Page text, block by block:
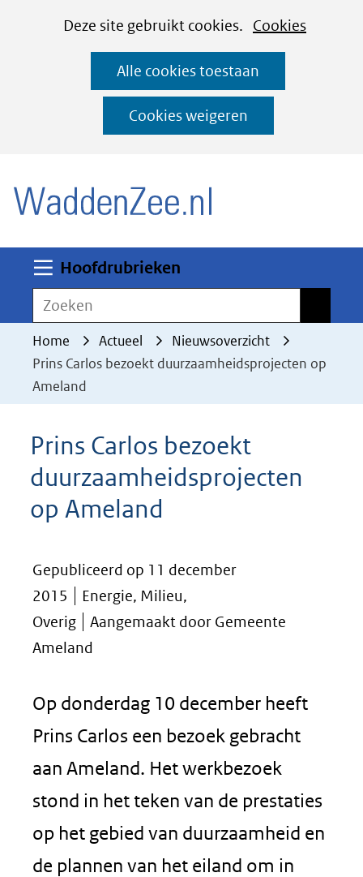
CookiesDeze site gebruikt cookies. Cookies
deze
worden
toegestaan
geweigerd.
Alle cookies toestaan
Cookies weigeren
Ga
naar
de
inhoud
Hoofdrubrieken
Zoeken
Home Actueel
Nieuwsoverzicht
Prins Carlos bezoekt duurzaamheidsprojecten op
Ameland
Prins Carlos bezoekt
duurzaamheidsprojecten
op Ameland
Gepubliceerd op 11 december
2015
Energie, Milieu,
Overig
Aangemaakt door Gemeente
Ameland
Op donderdag 10 december heeft
Prins Carlos een bezoek gebracht
aan Ameland. Het werkbezoek
stond in het teken van de prestaties
op het gebied van duurzaamheid en
de plannen van het eiland om in